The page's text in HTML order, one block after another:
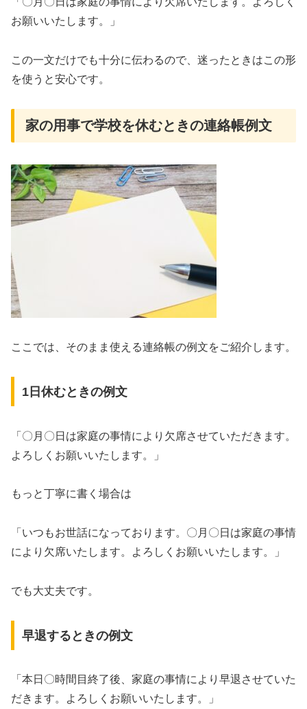
お願いいたします。」
この一文だけでも十分に伝わるので、迷ったときはこの形
を使うと安心です。
家の用事で学校を休むときの連絡帳例文
ここでは、そのまま使える連絡帳の例文をご紹介します。
1日休むときの例文
「〇月〇日は家庭の事情により欠席させていただきます。
よろしくお願いいたします。」
もっと丁寧に書く場合は
「いつもお世話になっております。〇月〇日は家庭の事情
により欠席いたします。よろしくお願いいたします。」
でも大丈夫です。
早退するときの例文
「本日〇時間目終了後、家庭の事情により早退させていた
だきます。よろしくお願いいたします。」